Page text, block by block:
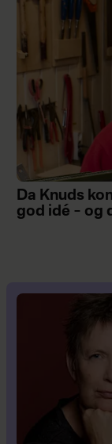
Da Knuds
god idé – og